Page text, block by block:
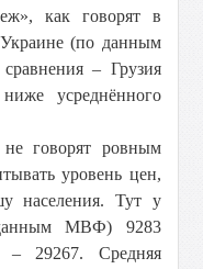
как говорят в
(по данным
– Грузия
усреднённого
говорят ровным
уровень цен,
населения. Тут у
МВФ) 9283
– 29267. Средняя